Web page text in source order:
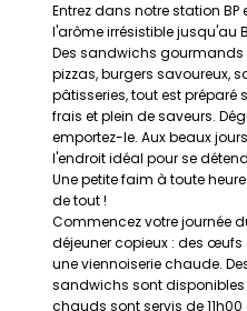
Entrez dans notre station
l'arôme irrésistible jusqu'au
Des sandwichs gourmands
pizzas, burgers savoureux,
pâtisseries, tout est
frais et plein de saveurs.
emportez-le. Aux beaux
l'endroit idéal pour se
Une petite faim à toute
de tout !
Commencez votre journée
déjeuner copieux : des
une viennoiserie chaude.
sandwichs sont disponibles
chauds sont servis de 11h00